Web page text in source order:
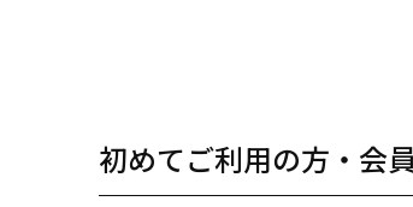
初めてご利用の方・会